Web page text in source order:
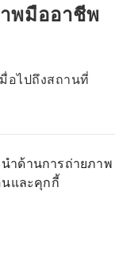
พมืออาชีพ
อไปถึงสถานที่
ำด้านการถ่ายภาพ
นและคุกกี้